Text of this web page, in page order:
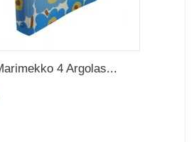
4 Argolas...